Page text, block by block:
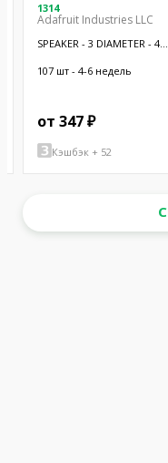
1314
Adafruit Industries LLC
SPEAKER - 3 DIAMETER - 4
107 шт - 4-6 недель
от 347 ₽
Кэшбэк + 52